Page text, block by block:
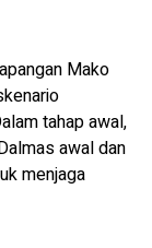
Mako
tahap awal,
awal dan
menjaga